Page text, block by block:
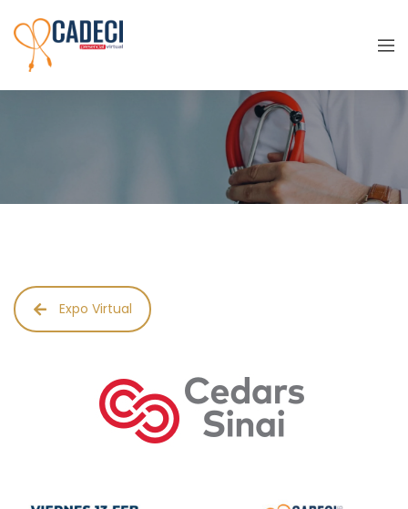
Stand – CedarsSinai
Expo Virtual